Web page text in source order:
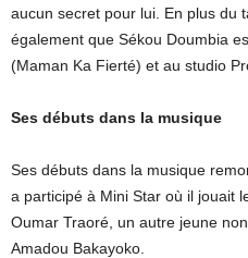
aucun secret pour lui. En plus du
également que Sékou Doumbia
(Maman Ka Fierté) et au studio
Ses débuts dans la musique
Ses débuts dans la musique
a participé à Mini Star où il jouait
Oumar Traoré, un autre jeune
Amadou Bakayoko.